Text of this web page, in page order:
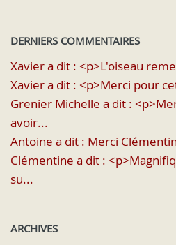
DERNIERS COMMENTAIRES
Xavier a dit : <p>L'oiseau
Xavier a dit : <p>Merci pour
Grenier Michelle a dit :
avoir...
Antoine a dit : Merci
Clémentine a dit :
su...
ARCHIVES